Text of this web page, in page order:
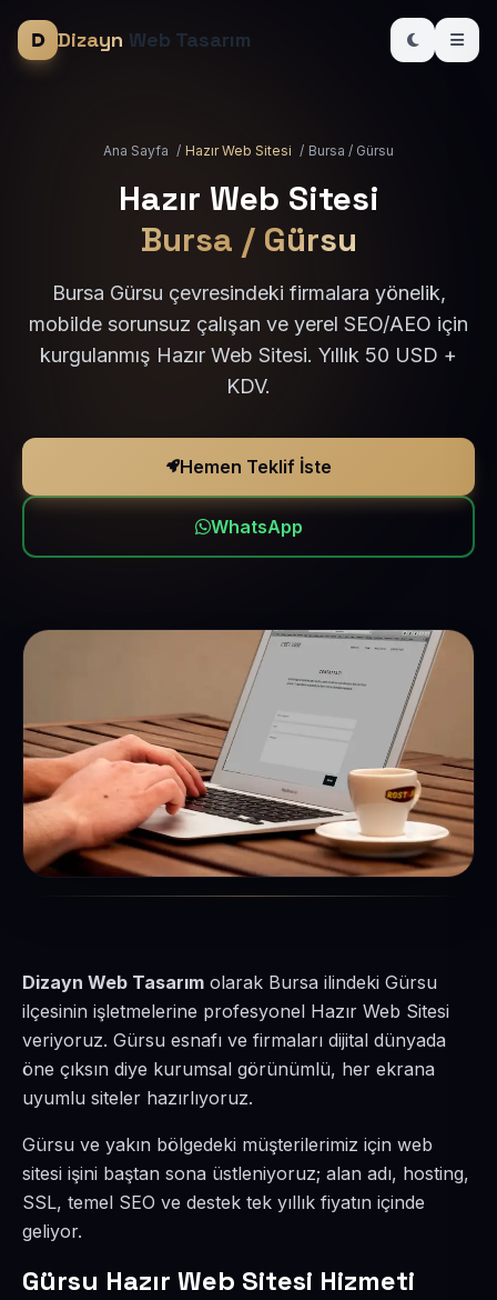
Dizayn Web Tasarım
Ana Sayfa / Hazır Web Sitesi / Bursa / Gürsu
Hazır Web Sitesi
Bursa / Gürsu
Bursa Gürsu çevresindeki firmalara yönelik,
mobilde sorunsuz çalışan ve yerel SEO/AEO için
kurgulanmış Hazır Web Sitesi. Yıllık 50 USD +
KDV.
Hemen Teklif İste
WhatsApp
Dizayn Web Tasarım olarak Bursa ilindeki Gürsu
ilçesinin işletmelerine profesyonel Hazır Web Sitesi
veriyoruz. Gürsu esnafı ve firmaları dijital dünyada
öne çıksın diye kurumsal görünümlü, her ekrana
uyumlu siteler hazırlıyoruz.
Gürsu ve yakın bölgedeki müşterilerimiz için web
sitesi işini baştan sona üstleniyoruz; alan adı, hosting,
SSL, temel SEO ve destek tek yıllık fiyatın içinde
geliyor.
Gürsu Hazır Web Sitesi Hizmeti